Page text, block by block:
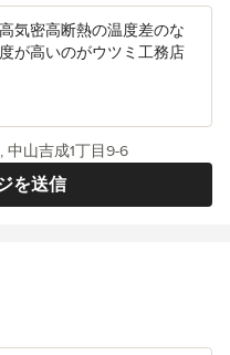
気密高断熱の温度差のな
が高いのがウツミ工務店
を送信
中山吉成1丁目9-6